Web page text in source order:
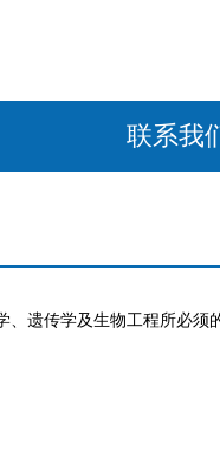
联系我
遗传学及生物工程所必须